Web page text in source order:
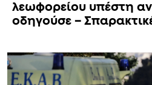
λεωφορείου υπέστη
οδηγούσε –